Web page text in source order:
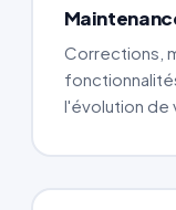
Corrections,
l'évolution de